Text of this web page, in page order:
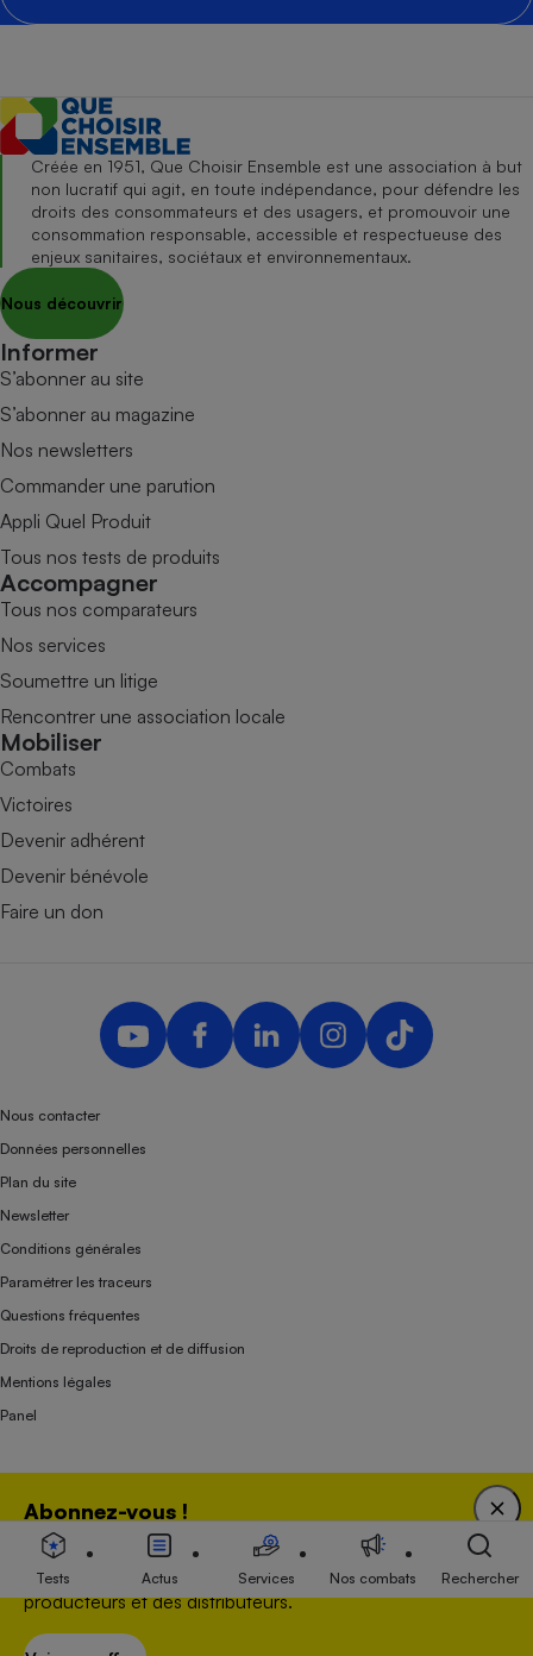
Abonnez-vous !
Bénéficiez d'une expertise unique tout en soutenant
une association 100 % indépendante de l'Etat, des
producteurs et des distributeurs.
Créée en 1951, Que Choisir Ensemble est une association à but
non lucratif qui agit, en toute indépendance, pour défendre les
droits des consommateurs et des usagers, et promouvoir une
consommation responsable, accessible et respectueuse des
enjeux sanitaires, sociétaux et environnementaux.
Nous découvrir
Informer
S’abonner au site
S’abonner au magazine
Nos newsletters
Commander une parution
Appli Quel Produit
Tous nos tests de produits
Accompagner
Tous nos comparateurs
Nos services
Soumettre un litige
Rencontrer une association locale
Mobiliser
Combats
Victoires
Devenir adhérent
Devenir bénévole
Faire un don
Nous contacter
Données personnelles
Plan du site
Newsletter
Conditions générales
Paramétrer les traceurs
Questions fréquentes
Droits de reproduction et de diffusion
Mentions légales
Panel
Association indépendante de l’État, des syndicats, des producteurs et des
distributeurs depuis 1951.
Tests Actus Services Nos combats Rechercher